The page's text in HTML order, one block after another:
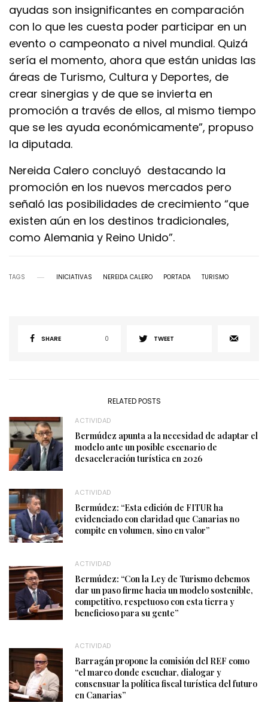
ayudas son insignificantes en comparación
con lo que les cuesta poder participar en un
evento o campeonato a nivel mundial. Quizá
sería el momento, ahora que están unidas las
áreas de Turismo, Cultura y Deportes, de
crear sinergias y de que se invierta en
promoción a través de ellos, al mismo tiempo
que se les ayuda económicamente”, propuso
la diputada.
Nereida Calero concluyó destacando la
promoción en los nuevos mercados pero
señaló las posibilidades de crecimiento “que
existen aún en los destinos tradicionales,
como Alemania y Reino Unido”.
TAGS INICIATIVAS NEREIDA CALERO PORTADA TURISMO
SHARE 0 TWEET
RELATED POSTS
ACTIVIDAD
Bermúdez apunta a la necesidad de adaptar el
modelo ante un posible escenario de
desaceleración turística en 2026
ACTIVIDAD
Bermúdez: “Esta edición de FITUR ha
evidenciado con claridad que Canarias no
compite en volumen, sino en valor”
ACTIVIDAD
Bermúdez: “Con la Ley de Turismo debemos
dar un paso firme hacia un modelo sostenible,
competitivo, respetuoso con esta tierra y
beneficioso para su gente”
ACTIVIDAD
Barragán propone la comisión del REF como
“el marco donde escuchar, dialogar y
consensuar la política fiscal turística del futuro
en Canarias”